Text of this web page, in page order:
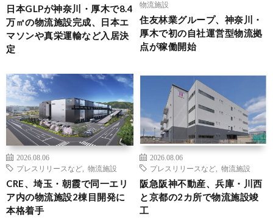
日本GLPが神奈川・厚木で8.4
万㎡の物流施設完成、日本エ
マソンや真栄運輸など入居決
定
物流施設
住友林業グループ、神奈川・
厚木で初の自社運営型物流拠
点が稼働開始
2026.08.06
プレスリリースなど
物流施設
CRE、埼玉・朝霞で同一エリ
ア内の物流施設2棟目開発に
本格着手
2026.08.06
プレスリリースなど
物流施設
阪急阪神不動産、兵庫・川西
と京都の2カ所で物流施設竣
工